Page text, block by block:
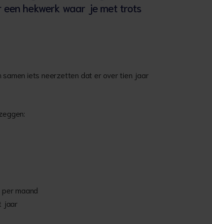
hekwerk waar je met trots
samen iets neerzetten dat er over tien jaar
maand
jaar